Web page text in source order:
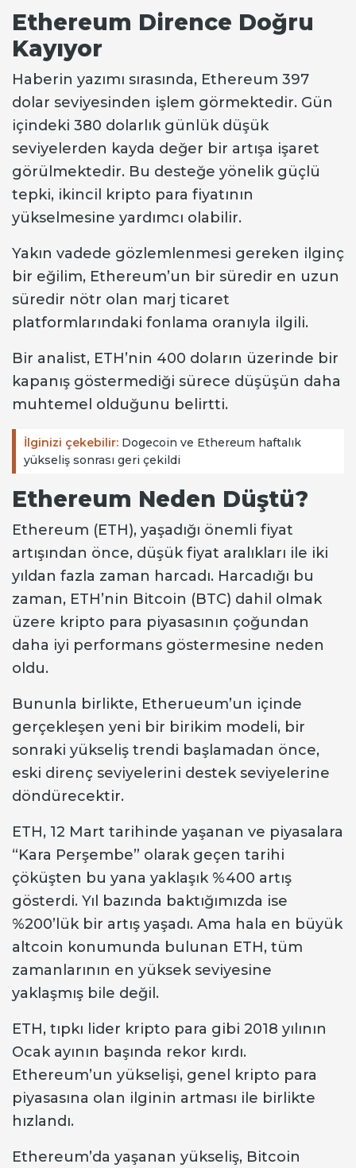
Ethereum Dirence Doğru
Kayıyor
Haberin yazımı sırasında, Ethereum 397
dolar seviyesinden işlem görmektedir. Gün
içindeki 380 dolarlık günlük düşük
seviyelerden kayda değer bir artışa işaret
görülmektedir. Bu desteğe yönelik güçlü
tepki, ikincil kripto para fiyatının
yükselmesine yardımcı olabilir.
Yakın vadede gözlemlenmesi gereken ilginç
bir eğilim, Ethereum’un bir süredir en uzun
süredir nötr olan marj ticaret
platformlarındaki fonlama oranıyla ilgili.
Bir analist, ETH’nin 400 doların üzerinde bir
kapanış göstermediği sürece düşüşün daha
muhtemel olduğunu belirtti.
İlginizi çekebilir: Dogecoin ve Ethereum haftalık
yükseliş sonrası geri çekildi
Ethereum Neden Düştü?
Ethereum (ETH), yaşadığı önemli fiyat
artışından önce, düşük fiyat aralıkları ile iki
yıldan fazla zaman harcadı. Harcadığı bu
zaman, ETH’nin Bitcoin (BTC) dahil olmak
üzere kripto para piyasasının çoğundan
daha iyi performans göstermesine neden
oldu.
Bununla birlikte, Etherueum’un içinde
gerçekleşen yeni bir birikim modeli, bir
sonraki yükseliş trendi başlamadan önce,
eski direnç seviyelerini destek seviyelerine
döndürecektir.
ETH, 12 Mart tarihinde yaşanan ve piyasalara
“Kara Perşembe” olarak geçen tarihi
çöküşten bu yana yaklaşık %400 artış
gösterdi. Yıl bazında baktığımızda ise
%200’lük bir artış yaşadı. Ama hala en büyük
altcoin konumunda bulunan ETH, tüm
zamanlarının en yüksek seviyesine
yaklaşmış bile değil.
ETH, tıpkı lider kripto para gibi 2018 yılının
Ocak ayının başında rekor kırdı.
Ethereum’un yükselişi, genel kripto para
piyasasına olan ilginin artması ile birlikte
hızlandı.
Ethereum’da yaşanan yükseliş, Bitcoin